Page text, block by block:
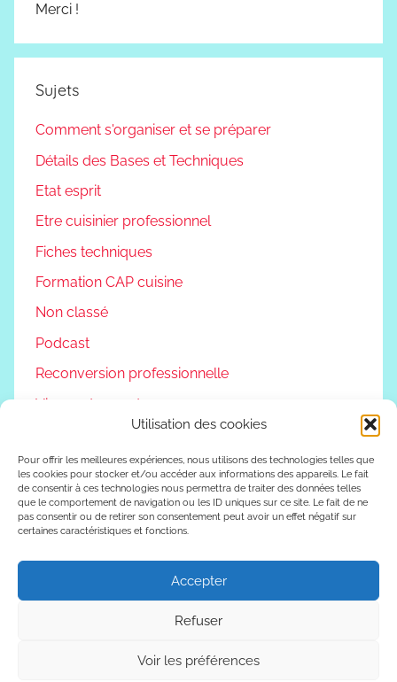
Utilisation des cookies
Pour offrir les meilleures expériences, nous utilisons des technologies telles que
les cookies pour stocker et/ou accéder aux informations des appareils. Le fait
de consentir à ces technologies nous permettra de traiter des données telles
que le comportement de navigation ou les ID uniques sur ce site. Le fait de ne
pas consentir ou de retirer son consentement peut avoir un effet négatif sur
certaines caractéristiques et fonctions.
Accepter
Refuser
Voir les préférences
Merci !
Sujets
Comment s'organiser et se préparer
Détails des Bases et Techniques
Etat esprit
Etre cuisinier professionnel
Fiches techniques
Formation CAP cuisine
Non classé
Podcast
Reconversion professionnelle
Vivre autrement
Abonnez vous à la page Facebook